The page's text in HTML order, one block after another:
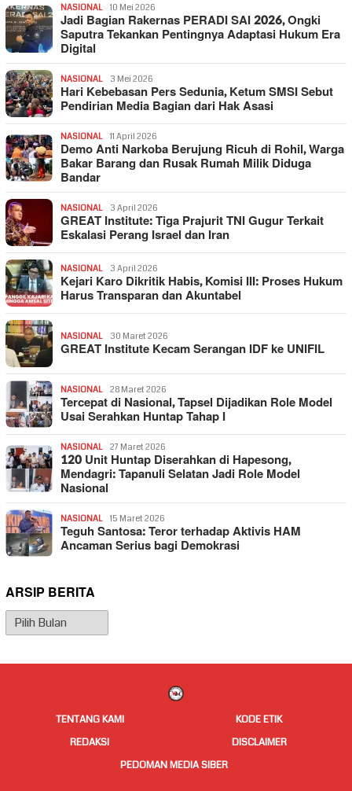
NASIONAL 10 Mei 2026
Jadi Bagian Rakernas PERADI SAI 2026, Ongki
Saputra Tekankan Pentingnya Adaptasi Hukum Era
Digital
NASIONAL 3 Mei 2026
Hari Kebebasan Pers Sedunia, Ketum SMSI Sebut
Pendirian Media Bagian dari Hak Asasi
NASIONAL 11 April 2026
Demo Anti Narkoba Berujung Ricuh di Rohil, Warga
Bakar Barang dan Rusak Rumah Milik Diduga
Bandar
NASIONAL 3 April 2026
GREAT Institute: Tiga Prajurit TNI Gugur Terkait
Eskalasi Perang Israel dan Iran
NASIONAL 3 April 2026
Kejari Karo Dikritik Habis, Komisi III: Proses Hukum
Harus Transparan dan Akuntabel
NASIONAL 30 Maret 2026
GREAT Institute Kecam Serangan IDF ke UNIFIL
NASIONAL 28 Maret 2026
Tercepat di Nasional, Tapsel Dijadikan Role Model
Usai Serahkan Huntap Tahap I
NASIONAL 27 Maret 2026
120 Unit Huntap Diserahkan di Hapesong,
Mendagri: Tapanuli Selatan Jadi Role Model
Nasional
NASIONAL 15 Maret 2026
Teguh Santosa: Teror terhadap Aktivis HAM
Ancaman Serius bagi Demokrasi
ARSIP BERITA
Arsip
Berita
TENTANG KAMI
KODE ETIK
REDAKSI
DISCLAIMER
PEDOMAN MEDIA SIBER